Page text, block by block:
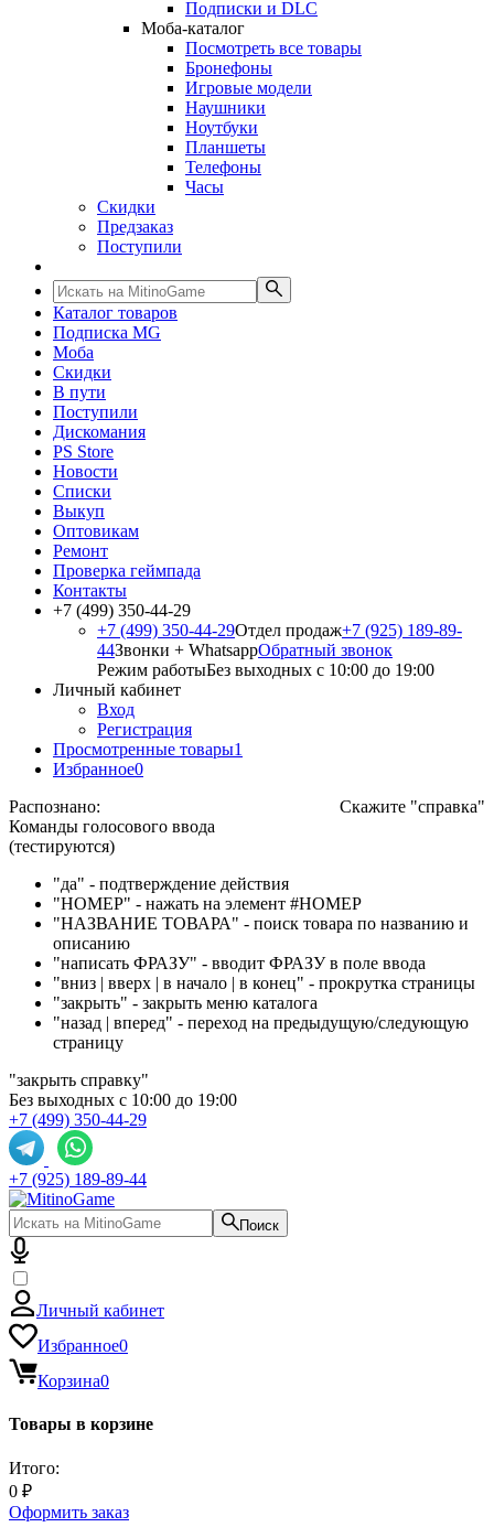
Подписки и DLC
Моба-каталог
Посмотреть все товары
Бронефоны
Игровые модели
Наушники
Ноутбуки
Планшеты
Телефоны
Часы
Скидки
Предзаказ
Поступили
Каталог товаров
Подписка MG
Моба
Скидки
В пути
Поступили
Дискомания
PS Store
Новости
Списки
Выкуп
Оптовикам
Ремонт
Проверка геймпада
Контакты
+7 (499) 350-44-29
+7 (499) 350-44-29Отдел продаж+7 (925) 189-89-
44Звонки + WhatsappОбратный звонок
Режим работыБез выходных с 10:00 до 19:00
Личный кабинет
Вход
Регистрация
Просмотренные товары1
Избранное0
Распознано:
Скажите "справка"
Команды голосового ввода
(тестируются)
"да" - подтверждение действия
"НОМЕР" - нажать на элемент #НОМЕР
"НАЗВАНИЕ ТОВАРА" - поиск товара по названию и
описанию
"написать ФРАЗУ" - вводит ФРАЗУ в поле ввода
"вниз | вверх | в начало | в конец" - прокрутка страницы
"закрыть" - закрыть меню каталога
"назад | вперед" - переход на предыдущую/следующую
страницу
"закрыть справку"
Без выходных с 10:00 до 19:00
+7 (499) 350-44-29
+7 (925) 189-89-44
Поиск
Личный кабинет
Избранное0
Корзина0
Товары в корзине
Итого:
0 ₽
Оформить заказ